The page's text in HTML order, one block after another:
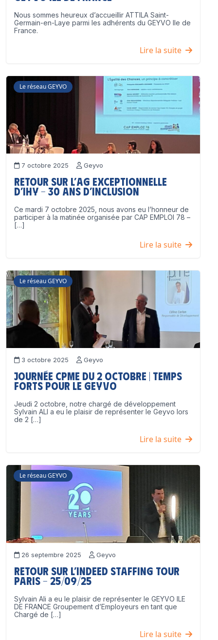
Nous sommes heureux d’accueillir ATTILA Saint-
Germain-en-Laye parmi les adhérents du GEYVO Ile de
France.
Lire la suite
Le réseau GEYVO
7 octobre 2025 Geyvo
Retour sur l’AG exceptionnelle
d’IHY – 30 ans d’inclusion
Ce mardi 7 octobre 2025, nous avons eu l’honneur de
participer à la matinée organisée par CAP EMPLOI 78 –
[…]
Lire la suite
Le réseau GEYVO
3 octobre 2025 Geyvo
Journée CPME du 2 octobre | Temps
forts pour le GEYVO
Jeudi 2 octobre, notre chargé de développement
Sylvain ALI a eu le plaisir de représenter le Geyvo lors
de 2 […]
Lire la suite
Le réseau GEYVO
26 septembre 2025 Geyvo
Retour sur l’Indeed Staffing Tour
Paris – 25/09/25
Sylvain Ali a eu le plaisir de représenter le GEYVO ILE
DE FRANCE Groupement d’Employeurs en tant que
Chargé de […]
Lire la suite